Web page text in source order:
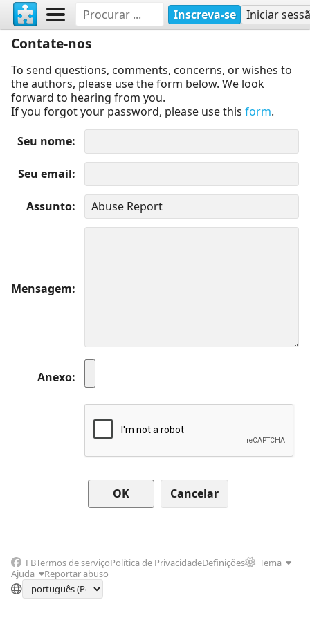
Inscreva-se Iniciar
Contate-nos
To send questions, comments, concerns, or wishes to
the authors, please use the form below. We look
forward to hearing from you.
If you forgot your password, please use this form.
Seu nome
Seu email
Assunto
Mensagem
Anexo
Cancelar
FBTermos de serviçoPolítica de PrivacidadeDefinições
Tema
Ajuda
Reportar abuso